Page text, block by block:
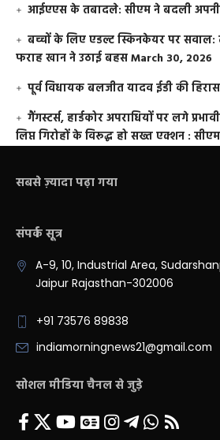
आईएएस के तबादले: सीएम ने बदली अपनी
बच्चों के लिए एडल्ट स्किनकेयर पर
फराह खान ने उठाई बहसMarch 30, 2026
पूर्व विधायक बलजीत यादव ईडी की
गैंगस्टर्स, हार्डकोर अपराधियों पर लगे
लिप्त गिरोहों के विरूद्ध हो सख्त एक्शन : सीएम
सबसे ज़्यादा पढ़ा गया
संपर्क सूत्र
A-9, 10, Industrial Area,
Jaipur Rajasthan-302006
+91 73576 89838
indiamorningnews21@gmail.com
सोशल मीडिया चैनल से जुड़े